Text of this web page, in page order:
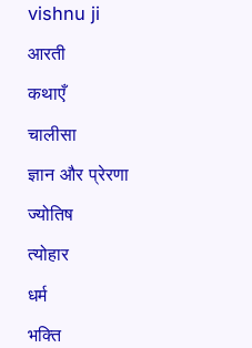
vishnu ji
आरती
कथाएँ
चालीसा
ज्ञान और प्रेरणा
ज्योतिष
त्योहार
धर्म
भक्ति